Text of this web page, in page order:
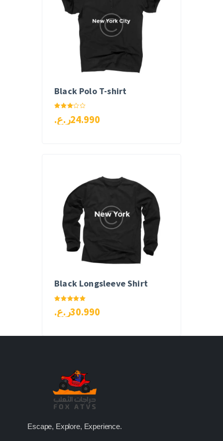
Black Polo T-shirt
3.00
24.990 ر.ع.
Black Longsleeve Shirt
5.00
30.990 ر.ع.
Escape, Explore, Experience.